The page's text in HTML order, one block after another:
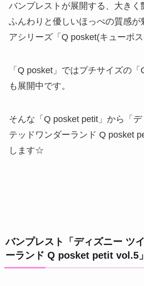
バンプレストが展開する、大きく
ふんわりと優しいほっぺの質感が
アシリーズ「Q posket(キューポス
「Q posket」ではプチサイズの「
も展開中です。
そんな「Q posket petit」から「
テッドワンダーランド Q posket
します☆
バンプレスト「ディズニー ツ
ーランド Q posket petit vol.5」